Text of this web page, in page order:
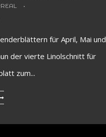
für April, Mai und
der vierte Linolschnitt für
zum...